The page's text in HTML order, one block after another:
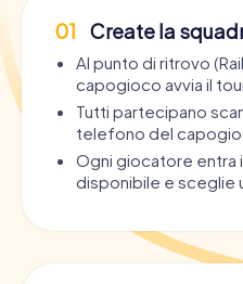
01 Create la
Al punto di ritrovo
capogioco avvia il
Tutti partecipano
telefono del
Ogni giocatore entra
disponibile e sceglie